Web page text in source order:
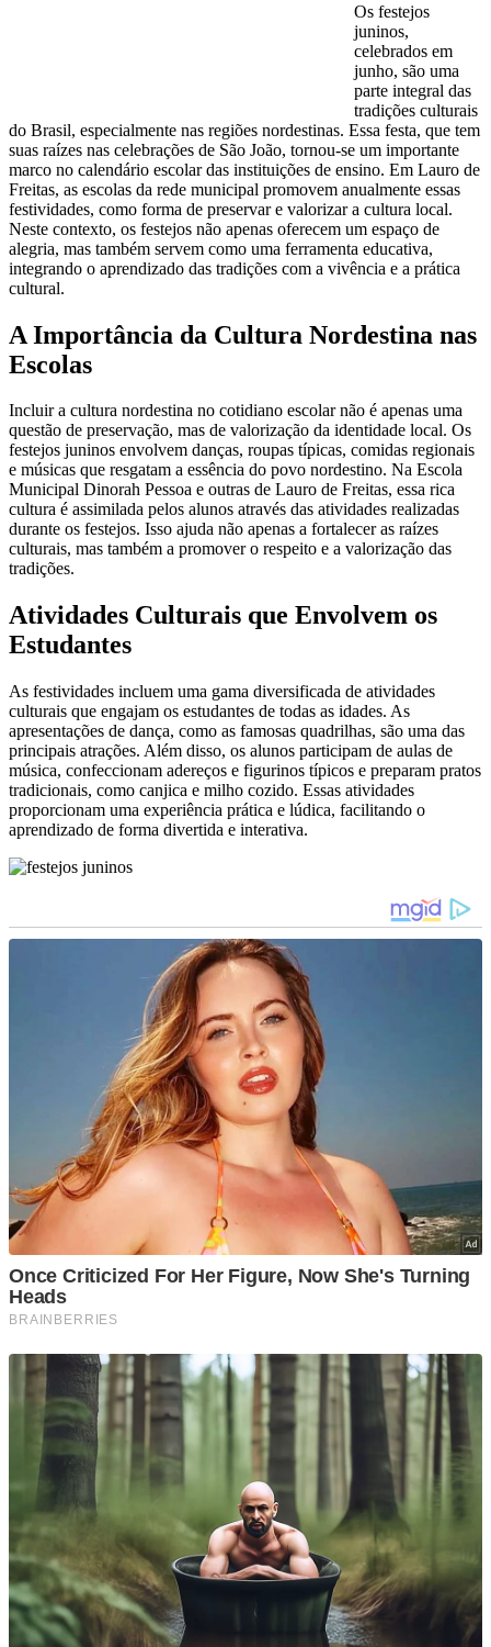
Os festejos
juninos,
celebrados em
junho, são uma
parte integral das
tradições culturais
do Brasil, especialmente nas regiões nordestinas. Essa festa, que tem
suas raízes nas celebrações de São João, tornou-se um importante
marco no calendário escolar das instituições de ensino. Em Lauro de
Freitas, as escolas da rede municipal promovem anualmente essas
festividades, como forma de preservar e valorizar a cultura local.
Neste contexto, os festejos não apenas oferecem um espaço de
alegria, mas também servem como uma ferramenta educativa,
integrando o aprendizado das tradições com a vivência e a prática
cultural.
A Importância da Cultura Nordestina nas
Escolas
Incluir a cultura nordestina no cotidiano escolar não é apenas uma
questão de preservação, mas de valorização da identidade local. Os
festejos juninos envolvem danças, roupas típicas, comidas regionais
e músicas que resgatam a essência do povo nordestino. Na Escola
Municipal Dinorah Pessoa e outras de Lauro de Freitas, essa rica
cultura é assimilada pelos alunos através das atividades realizadas
durante os festejos. Isso ajuda não apenas a fortalecer as raízes
culturais, mas também a promover o respeito e a valorização das
tradições.
Atividades Culturais que Envolvem os
Estudantes
As festividades incluem uma gama diversificada de atividades
culturais que engajam os estudantes de todas as idades. As
apresentações de dança, como as famosas quadrilhas, são uma das
principais atrações. Além disso, os alunos participam de aulas de
música, confeccionam adereços e figurinos típicos e preparam pratos
tradicionais, como canjica e milho cozido. Essas atividades
proporcionam uma experiência prática e lúdica, facilitando o
aprendizado de forma divertida e interativa.